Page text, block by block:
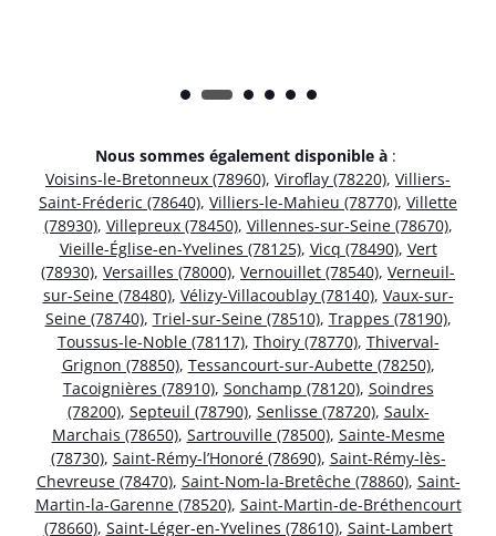
Nous sommes également disponible à :
Voisins-le-Bretonneux (78960), Viroflay (78220), Villiers-
Saint-Fréderic (78640), Villiers-le-Mahieu (78770), Villette
(78930), Villepreux (78450), Villennes-sur-Seine (78670),
Vieille-Église-en-Yvelines (78125), Vicq (78490), Vert
(78930), Versailles (78000), Vernouillet (78540), Verneuil-
sur-Seine (78480), Vélizy-Villacoublay (78140), Vaux-sur-
Seine (78740), Triel-sur-Seine (78510), Trappes (78190),
Toussus-le-Noble (78117), Thoiry (78770), Thiverval-
Grignon (78850), Tessancourt-sur-Aubette (78250),
Tacoignières (78910), Sonchamp (78120), Soindres
(78200), Septeuil (78790), Senlisse (78720), Saulx-
Marchais (78650), Sartrouville (78500), Sainte-Mesme
(78730), Saint-Rémy-l’Honoré (78690), Saint-Rémy-lès-
Chevreuse (78470), Saint-Nom-la-Bretêche (78860), Saint-
Martin-la-Garenne (78520), Saint-Martin-de-Bréthencourt
(78660), Saint-Léger-en-Yvelines (78610), Saint-Lambert